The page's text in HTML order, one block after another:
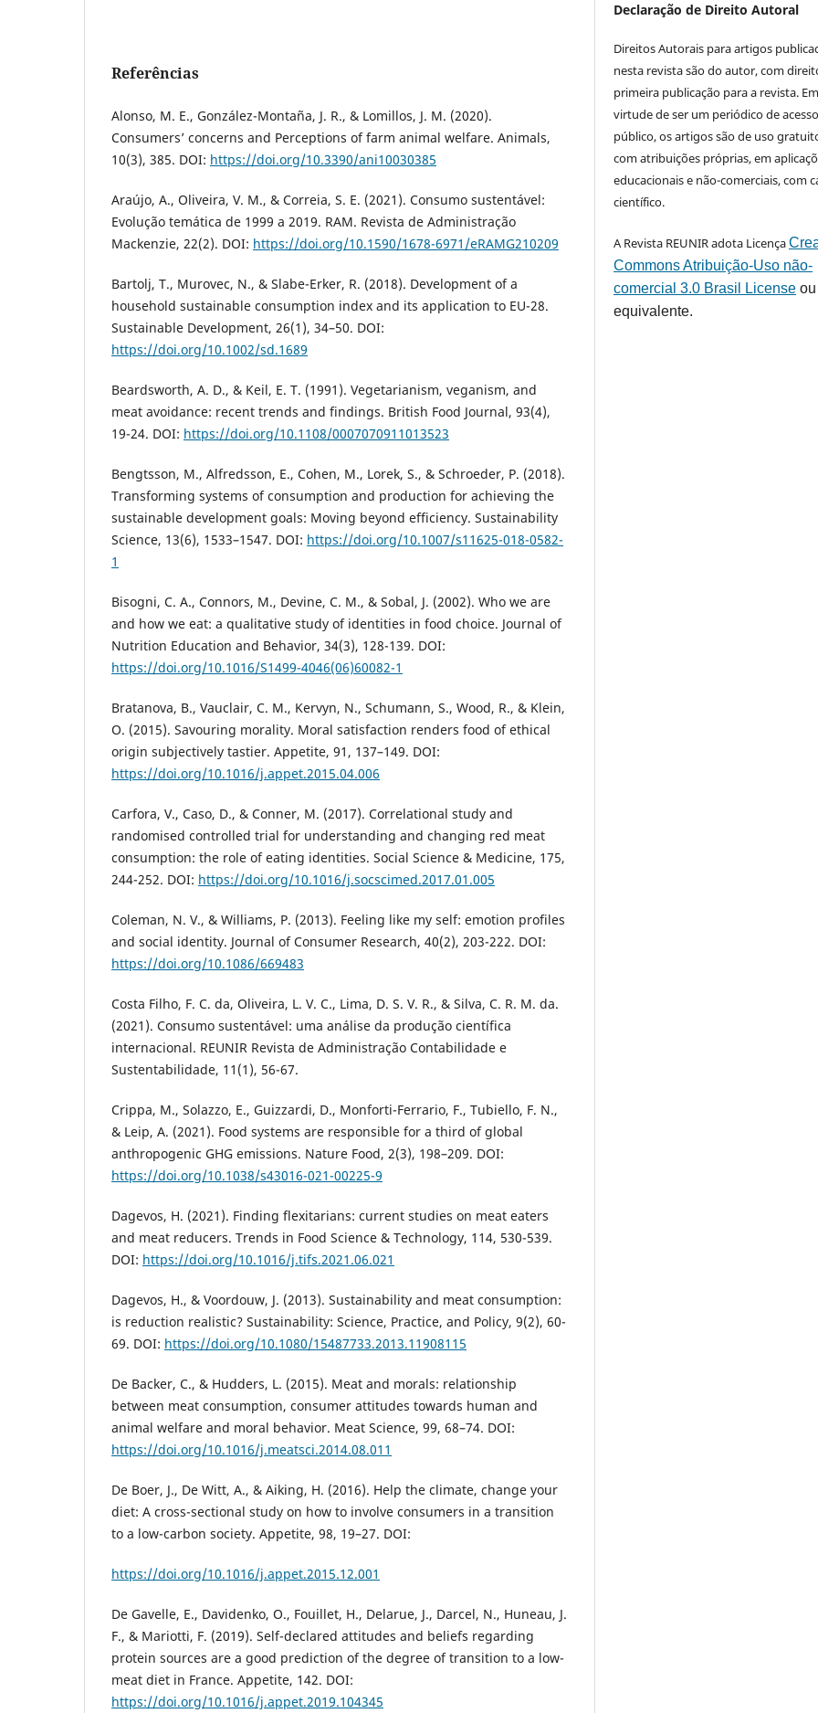
Referências
Alonso, M. E., González-Montaña, J. R., & Lomillos, J. M. (2020).
Consumers’ concerns and Perceptions of farm animal welfare. Animals,
10(3), 385. DOI: https://doi.org/10.3390/ani10030385
Araújo, A., Oliveira, V. M., & Correia, S. E. (2021). Consumo sustentável:
Evolução temática de 1999 a 2019. RAM. Revista de Administração
Mackenzie, 22(2). DOI: https://doi.org/10.1590/1678-6971/eRAMG210209
Bartolj, T., Murovec, N., & Slabe-Erker, R. (2018). Development of a
household sustainable consumption index and its application to EU-28.
Sustainable Development, 26(1), 34–50. DOI:
https://doi.org/10.1002/sd.1689
Beardsworth, A. D., & Keil, E. T. (1991). Vegetarianism, veganism, and
meat avoidance: recent trends and findings. British Food Journal, 93(4),
19-24. DOI: https://doi.org/10.1108/0007070911013523
Bengtsson, M., Alfredsson, E., Cohen, M., Lorek, S., & Schroeder, P. (2018).
Transforming systems of consumption and production for achieving the
sustainable development goals: Moving beyond efficiency. Sustainability
Science, 13(6), 1533–1547. DOI: https://doi.org/10.1007/s11625-018-0582-
1
Bisogni, C. A., Connors, M., Devine, C. M., & Sobal, J. (2002). Who we are
and how we eat: a qualitative study of identities in food choice. Journal of
Nutrition Education and Behavior, 34(3), 128-139. DOI:
https://doi.org/10.1016/S1499-4046(06)60082-1
Bratanova, B., Vauclair, C. M., Kervyn, N., Schumann, S., Wood, R., & Klein,
O. (2015). Savouring morality. Moral satisfaction renders food of ethical
origin subjectively tastier. Appetite, 91, 137–149. DOI:
https://doi.org/10.1016/j.appet.2015.04.006
Carfora, V., Caso, D., & Conner, M. (2017). Correlational study and
randomised controlled trial for understanding and changing red meat
consumption: the role of eating identities. Social Science & Medicine, 175,
244-252. DOI: https://doi.org/10.1016/j.socscimed.2017.01.005
Coleman, N. V., & Williams, P. (2013). Feeling like my self: emotion profiles
and social identity. Journal of Consumer Research, 40(2), 203-222. DOI:
https://doi.org/10.1086/669483
Costa Filho, F. C. da, Oliveira, L. V. C., Lima, D. S. V. R., & Silva, C. R. M. da.
(2021). Consumo sustentável: uma análise da produção científica
internacional. REUNIR Revista de Administração Contabilidade e
Sustentabilidade, 11(1), 56-67.
Crippa, M., Solazzo, E., Guizzardi, D., Monforti-Ferrario, F., Tubiello, F. N.,
& Leip, A. (2021). Food systems are responsible for a third of global
anthropogenic GHG emissions. Nature Food, 2(3), 198–209. DOI:
https://doi.org/10.1038/s43016-021-00225-9
Dagevos, H. (2021). Finding flexitarians: current studies on meat eaters
and meat reducers. Trends in Food Science & Technology, 114, 530-539.
DOI: https://doi.org/10.1016/j.tifs.2021.06.021
Dagevos, H., & Voordouw, J. (2013). Sustainability and meat consumption:
is reduction realistic? Sustainability: Science, Practice, and Policy, 9(2), 60-
69. DOI: https://doi.org/10.1080/15487733.2013.11908115
De Backer, C., & Hudders, L. (2015). Meat and morals: relationship
between meat consumption, consumer attitudes towards human and
animal welfare and moral behavior. Meat Science, 99, 68–74. DOI:
https://doi.org/10.1016/j.meatsci.2014.08.011
De Boer, J., De Witt, A., & Aiking, H. (2016). Help the climate, change your
diet: A cross-sectional study on how to involve consumers in a transition
to a low-carbon society. Appetite, 98, 19–27. DOI:
https://doi.org/10.1016/j.appet.2015.12.001
De Gavelle, E., Davidenko, O., Fouillet, H., Delarue, J., Darcel, N., Huneau, J.
F., & Mariotti, F. (2019). Self-declared attitudes and beliefs regarding
protein sources are a good prediction of the degree of transition to a low-
meat diet in France. Appetite, 142. DOI:
https://doi.org/10.1016/j.appet.2019.104345
Declaração de Direito Autoral
Direitos Autorais para artigos
nesta revista são do autor, com
primeira publicação para a revista. Em
virtude de ser um periódico de acesso
público, os artigos são de uso
com atribuições próprias, em
educacionais e não-comerciais, com
científico.
A Revista REUNIR adota Licença
Commons Atribuição-Uso não-
comercial 3.0 Brasil License
equivalente.